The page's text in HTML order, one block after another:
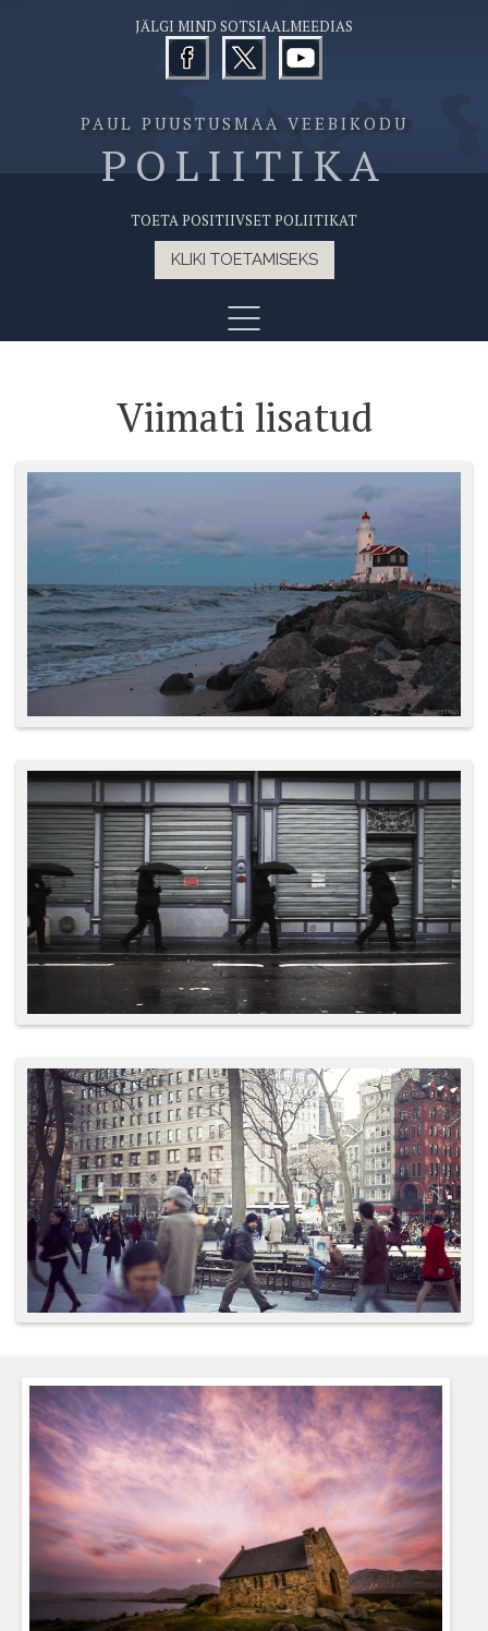
JÄLGI MIND SOTSIAALMEEDIAS
PAUL PUUSTUSMAA VEEBIKODU
POLIITIKA
TOETA POSITIIVSET POLIITIKAT
KLIKI TOETAMISEKS
Viimati lisatud